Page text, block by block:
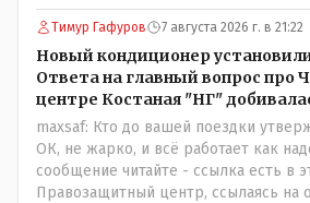
Хоть и переименованные)
Тимур Гафуров 7 августа 2026 г. в 21:22
Новый кондиционер
Ответа на главный вопрос про
центре Костаная "НГ"
maxsaf: Кто до вашей поездки
ОК, не жарко, и всё работает как
сообщение читайте - ссылка есть в
Правозащитный центр, ссылаясь на